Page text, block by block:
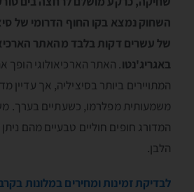
השחוק נמצא בקו החוף הדרומי של
של עשרים דקות בלבד מהאתר
באגריג'נטו. האתר הארכיאולוגי הופך
המתויירים ביותר בסיציליה, אך עדיין
משמעותית מפלרמו, כשעתיים בערך.
המדורג חופים חוליים טבעיים מהם
הלבן.
לבדיקת זמינות ומחירים במלונות